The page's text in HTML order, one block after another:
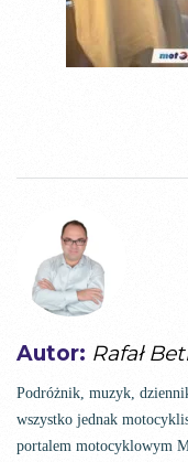
Autor: Rafał
Podróżnik, muzyk,
wszystko jednak
portalem motocyklowym